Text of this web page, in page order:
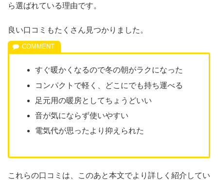
ら選ばれている理由です。
良い口コミもたくさん見つかりました。
すぐ暖かくなるので冬の朝がラクになった
コンパクトで軽く、どこにでも持ち運べる
足元用の暖房としてちょうどいい
音が気にならず使いやすい
電気代が思ったより抑えられた
これらの口コミは、このあと本文でより詳しく紹介してい